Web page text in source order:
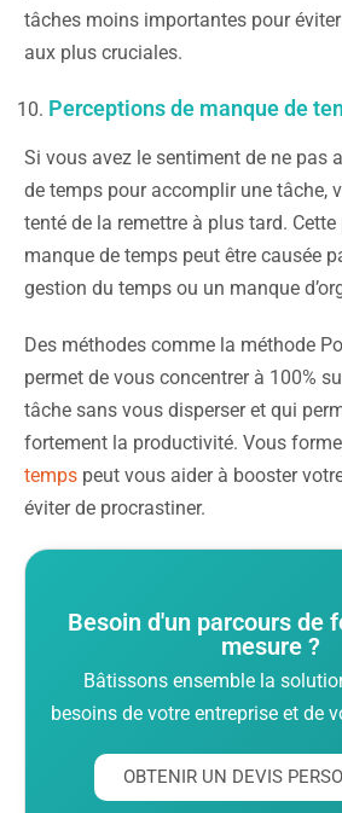
tâches moins importantes pour
aux plus cruciales.
Perceptions de manque de
Si vous avez le sentiment de ne pas
de temps pour accomplir une tâche,
tenté de la remettre à plus tard.
manque de temps peut être causée
gestion du temps ou un manque
Des méthodes comme la méthode
permet de vous concentrer à 100%
tâche sans vous disperser et qui
fortement la productivité. Vous
temps peut vous aider à booster
éviter de procrastiner.
Besoin d'un parcours de
mesure ?
Bâtissons ensemble la
besoins de votre entreprise et de
OBTENIR UN DEVIS